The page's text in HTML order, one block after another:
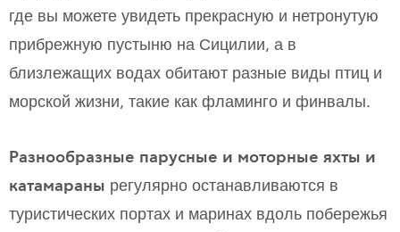
где вы можете увидеть прекрасную и нетронутую
прибрежную пустыню на Сицилии, а в
близлежащих водах обитают разные виды птиц и
морской жизни, такие как фламинго и финвалы.
Разнообразные парусные и моторные яхты и
катамараны регулярно останавливаются в
туристических портах и маринах вдоль побережья